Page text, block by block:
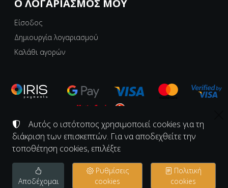
Ο ΛΟΓΑΡΙΑΣΜΌΣ ΜΟΥ
Είσοδος
Δημιουργία λογαριασμού
Καλάθι αγορών
©2008-2026 ΕΡΓΑΣΤΗΡΙΟ ΚΟΝΑΚΙ - KONAKI.GR
Αριθμός ΓΕΜΗ: 139997726000
Όροι χρήσης
Πολιτική απορρήτου
Ρυθμίσεις cookies
Αυτός ο ιστότοπος χρησιμοποιεί cookies για τη
διάκριση των επισκεπτών. Για να αποδεχθείτε την
τοποθέτηση cookies, επιλέξτε
Αποδέχομαι
Ρυθμίσεις
cookies
Πολιτική
cookies